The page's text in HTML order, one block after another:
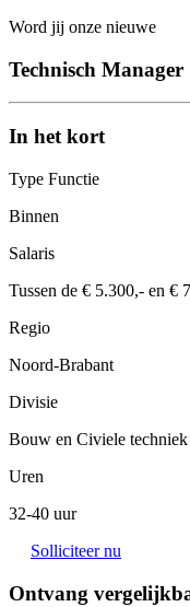
Word jij onze nieuwe
Technisch Manager
In het kort
Type Functie
Binnen
Salaris
Tussen de € 5.300,- en €
Regio
Noord-Brabant
Divisie
Bouw en Civiele techniek
Uren
32-40 uur
Solliciteer nu
Ontvang